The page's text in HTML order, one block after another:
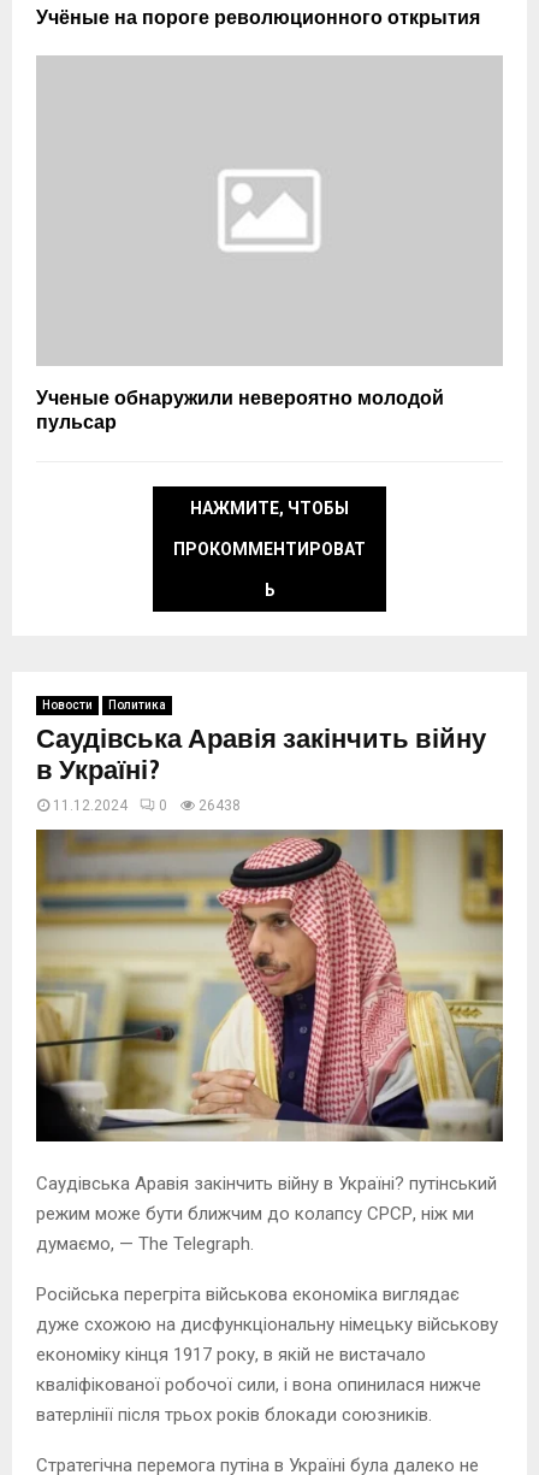
Учёные на пороге революционного открытия
Ученые обнаружили невероятно молодой
пульсар
НАЖМИТЕ, ЧТОБЫ
ПРОКОММЕНТИРОВАТ
Ь
Новости Политика
Саудівська Аравія закінчить війну
в Україні?
11.12.2024 0 26438
Саудівська Аравія закінчить війну в Україні? путінський
режим може бути ближчим до колапсу СРСР, ніж ми
думаємо, — The Telegraph.
Російська перегріта військова економіка виглядає
дуже схожою на дисфункціональну німецьку військову
економіку кінця 1917 року, в якій не вистачало
кваліфікованої робочої сили, і вона опинилася нижче
ватерлінії після трьох років блокади союзників.
Стратегічна перемога путіна в Україні була далеко не